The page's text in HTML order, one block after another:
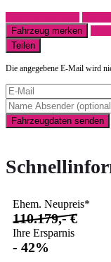
Fahrzeug merken
Teilen
Die angegebene E-Mail wird
Fahrzeugdaten senden
Ehem. Neupreis*
110.179,- €
Ihre Ersparnis
- 42%